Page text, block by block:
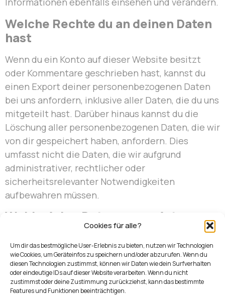
Cookies für alle?
Um dir das bestmögliche User-Erlebnis zu bieten, nutzen wir Technologien
wie Cookies, um Geräteinfos zu speichern und/oder abzurufen. Wenn du
diesen Technologien zustimmst, können wir Daten wie dein Surfverhalten
oder eindeutige IDs auf dieser Website verarbeiten. Wenn du nicht
zustimmst oder deine Zustimmung zurückziehst, kann das bestimmte
Features und Funktionen beeinträchtigen.
Welche Rechte du an deinen Daten
hast
Wenn du ein Konto auf dieser Website besitzt
oder Kommentare geschrieben hast, kannst du
einen Export deiner personenbezogenen Daten
bei uns anfordern, inklusive aller Daten, die du uns
mitgeteilt hast. Darüber hinaus kannst du die
Löschung aller personenbezogenen Daten, die wir
von dir gespeichert haben, anfordern. Dies
umfasst nicht die Daten, die wir aufgrund
administrativer, rechtlicher oder
sicherheitsrelevanter Notwendigkeiten
aufbewahren müssen.
Wohin deine Daten gesendet
Besucher-Kommentare könnten von einem
automatisierten Dienst zur Spam-Erkennung
untersucht werden.